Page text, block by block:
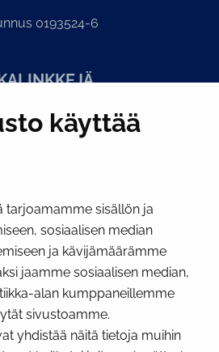
käyttää
tarjoamamme sisällön ja
sosiaalisen median
ja kävijämäärämme
jaamme sosiaalisen median,
alan kumppaneillemme
sivustoamme.
yhdistää näitä tietoja muihin
0193524-6
evästeasetukseni
MEDIA